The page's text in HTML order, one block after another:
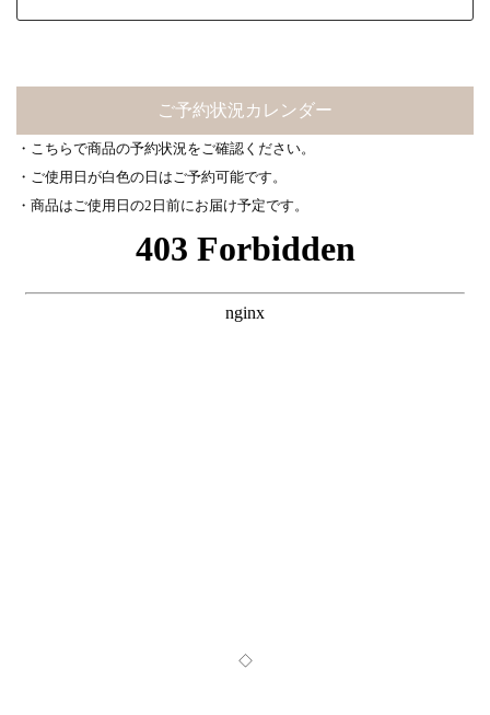
ご予約状況カレンダー
・こちらで商品の予約状況をご確認ください。
・ご使用日が白色の日はご予約可能です。
・商品はご使用日の2日前にお届け予定です。
◇